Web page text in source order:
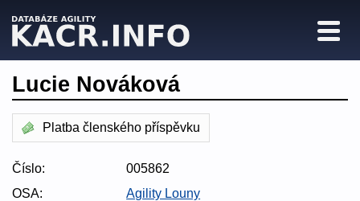
Lucie Nováková
Platba členského příspěvku
Číslo:
005862
OSA:
Agility Louny